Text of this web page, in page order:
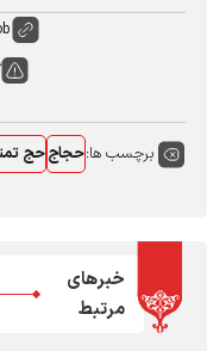
برچسب ها:حجاجحج تمتع
خبرهای
مرتبط